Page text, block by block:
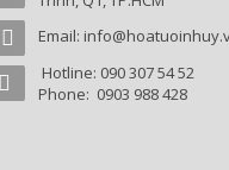
Email:
Hotline: 090 307 54 52
Phone: 0903 988 428